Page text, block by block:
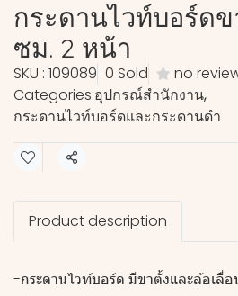
กระดานไวท์บอร์ดข
ซม. 2 หน้า
SKU : 109089 0 Sold
no
Categories:อุปกรณ์สำนักงาน,
กระดานไวท์บอร์ดและกระดานดำ
Share
Product description
-กระดานไวท์บอร์ด มีขาตั้งและล้อเลื่อ